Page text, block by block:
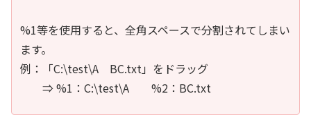
%1等を使用すると、全角スペースで分割されてしまい
ます。
例：「C:\test\A BC.txt」をドラッグ
⇒ %1：C:\test\A %2：BC.txt